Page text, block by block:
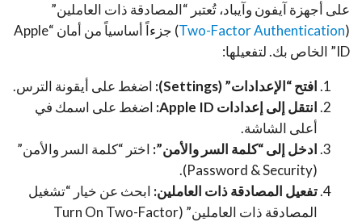
على أجهزة آيفون وآيباد، تُعتبر “المصادقة ذات العاملين”
(
Two-Factor Authentication
) جزءاً أساسياً من أمان “Apple
ID” الخاص بك. لتفعيلها:
افتح “الإعدادات” (Settings):
اضغط على أيقونة الترس.
انتقل إلى إعدادات Apple ID:
اضغط على اسمك في
أعلى الشاشة.
ادخل إلى “كلمة السر والأمن”: اختر “كلمة السر والأمن”
(Password & Security).
تفعيل المصادقة ذات العاملين: ابحث عن خيار “تشغيل
المصادقة ذات العاملين” (Turn On Two-Factor